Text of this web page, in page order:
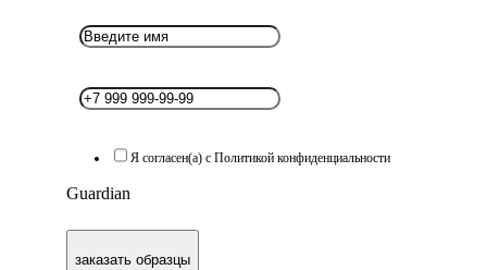
Я согласен(а) с Политикой конфиденциальности
Guardian
заказать образцы